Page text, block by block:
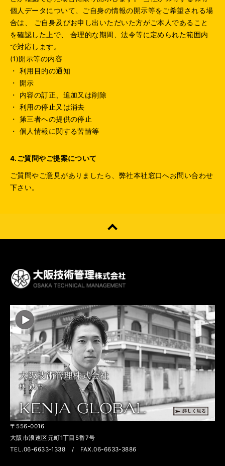
個人データについて、ご自身の情報の開示等をご希望される場
合は、 ご自身及びお申し出いただいた方がご本人であること
を確認した上で、 合理的な期間、法令等に定められた範囲内
で対応します。
(1)開示等の内容
・ 利用目的の通知
・ 開示
・ 内容の訂正、追加又は削除
・ 利用の停止又は消去
・ 第三者への提供の停止
・ 個人情報に関する苦情等
4.ご質問やご提案について
ご質問やご意見がありましたら、弊社本社窓口へお問い合わせ
下さい。
〒556-0016
大阪市浪速区元町1丁目5番7号
TEL.06-6633-1338 / FAX.06-6633-3886